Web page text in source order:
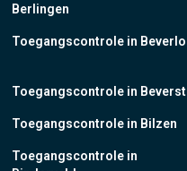
Berlingen
Toegangscontrole in Beverlo
Toegangscontrole in Beverst
Toegangscontrole in Bilzen
Toegangscontrole in